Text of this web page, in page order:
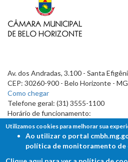
Av. dos Andradas, 3.100 - Santa
CEP: 30260-900 - Belo Horizonte - MG
Como chegar
Telefone geral: (31) 3555-1100
Horário de funcionamento:
7h às 19h
Utilizamos cookies para melhorar sua
Ao utilizar o portal
política de monitoramento de